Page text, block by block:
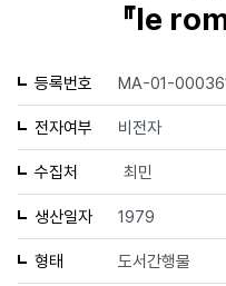
『le
등록번호 MA-01-
전자여부 비전자
수집처 최민
생산일자 1979
형태 도서간행물